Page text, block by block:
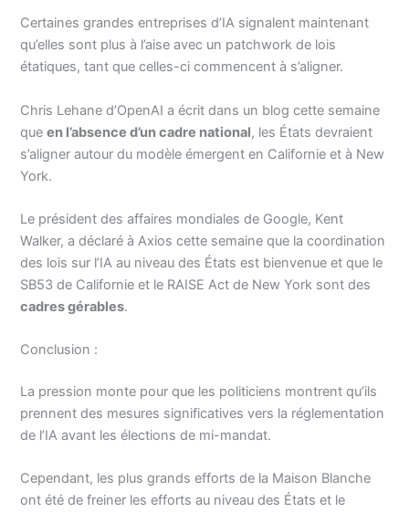
Certaines grandes entreprises d’IA signalent maintenant
qu’elles sont plus à l’aise avec un patchwork de lois
étatiques, tant que celles-ci commencent à s’aligner.
Chris Lehane d’OpenAI a écrit dans un blog cette semaine
queen l’absence d’un cadre national, les États devraient
s’aligner autour du modèle émergent en Californie et à New
York.
Le président des affaires mondiales de Google, Kent
Walker, a déclaré à Axios cette semaine que la coordination
des lois sur l’IA au niveau des États est bienvenue et que le
SB53 de Californie et le RAISE Act de New York sont des
cadres gérables.
Conclusion :
La pression monte pour que les politiciens montrent qu’ils
prennent des mesures significatives vers la réglementation
de l’IA avant les élections de mi-mandat.
Cependant, les plus grands efforts de la Maison Blanche
ont été de freiner les efforts au niveau des États et le